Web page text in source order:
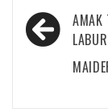
zehar
nabigatu
AMAK